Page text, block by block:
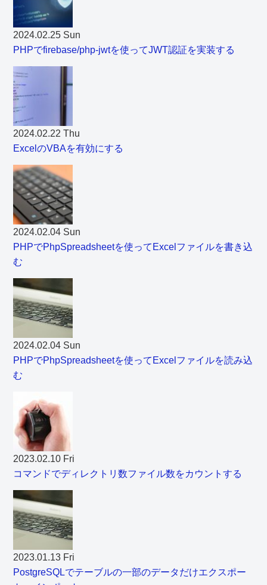
2024.02.25 Sun
PHPでfirebase/php-jwtを使ってJWT認証を実装する
2024.02.22 Thu
ExcelのVBAを有効にする
2024.02.04 Sun
PHPでPhpSpreadsheetを使ってExcelファイルを書き込
む
2024.02.04 Sun
PHPでPhpSpreadsheetを使ってExcelファイルを読み込
む
2023.02.10 Fri
コマンドでディレクトリ数ファイル数をカウントする
2023.01.13 Fri
PostgreSQLでテーブルの一部のデータだけエクスポー